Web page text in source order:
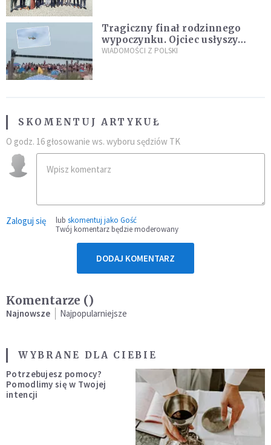
Tragiczny finał rodzinnego
wypoczynku. Ojciec usłyszy
zarzuty
WIADOMOŚCI Z POLSKI
SKOMENTUJ ARTYKUŁ
O godz. 16 głosowanie ws. wyboru sędziów TK
Zaloguj się lub skomentuj jako Gość
Twój komentarz będzie moderowany
DODAJ KOMENTARZ
Komentarze ()
Najnowsze Najpopularniejsze
WYBRANE DLA CIEBIE
Potrzebujesz pomocy?
Pomodlimy się w Twojej
intencji